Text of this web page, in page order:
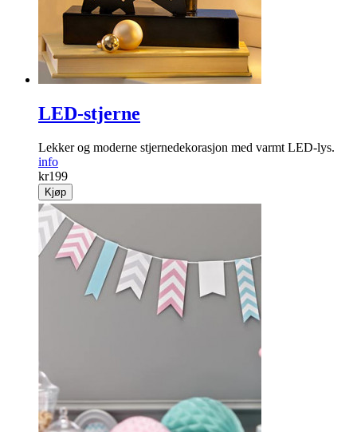
LED-stjerne
Lekker og moderne stjernedekorasjon med varmt LED-lys.
info
kr199
Kjøp